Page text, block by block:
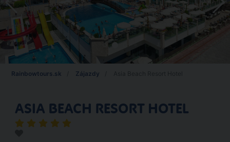
Rainbowtours.sk Zájazdy
ASIA BEACH RESORT HOTEL